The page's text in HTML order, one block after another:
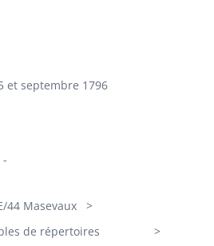
et septembre 1796
-
44 Masevaux
de répertoires